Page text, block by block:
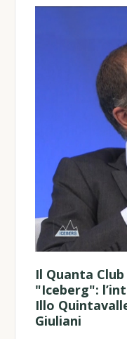
Il Quanta
"Iceberg":
Illo
Giuliani